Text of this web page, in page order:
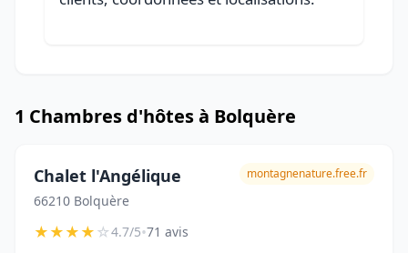
1 Chambres d'hôtes à Bolquère
Chalet l'Angélique
66210 Bolquère
montagnenature.free.fr
★★★★☆4.7/5•71 avis